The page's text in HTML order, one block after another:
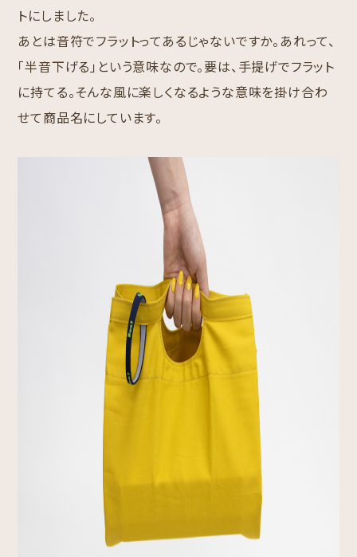
トにしました。
あとは音符でフラットってあるじゃないですか。あれって、
「半音下げる」という意味なので。要は、手提げでフラット
に持てる。そんな風に楽しくなるような意味を掛け合わ
せて商品名にしています。